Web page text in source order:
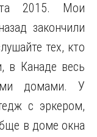
2015. Мои
закончили
тех, кто
в Канаде весь
домами. У
с эркером,
в доме окна